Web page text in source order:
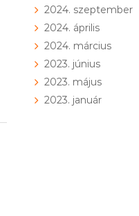
2024. szeptember
2024. április
2024. március
2023. június
2023. május
2023. január